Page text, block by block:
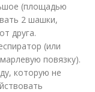
(площадью
2 шашки,
друга.
(или
повязку).
которую не